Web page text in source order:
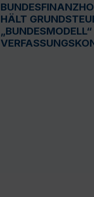
HÄLT
„BUNDESMODELL“